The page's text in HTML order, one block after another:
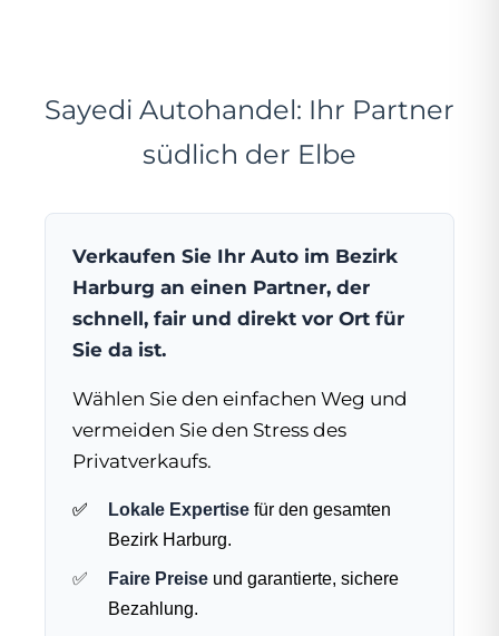
Sayedi Autohandel: Ihr Partner
südlich der Elbe
Verkaufen Sie Ihr Auto im Bezirk
Harburg an einen Partner, der
schnell, fair und direkt vor Ort für
Sie da ist.
Wählen Sie den einfachen Weg und
vermeiden Sie den Stress des
Privatverkaufs.
Lokale Expertise für den gesamten
Bezirk Harburg.
Faire Preise und garantierte, sichere
Bezahlung.